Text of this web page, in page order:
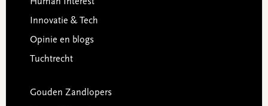
Innovatie & Tech
Opinie en blogs
Tuchtrecht
Gouden Zandlopers